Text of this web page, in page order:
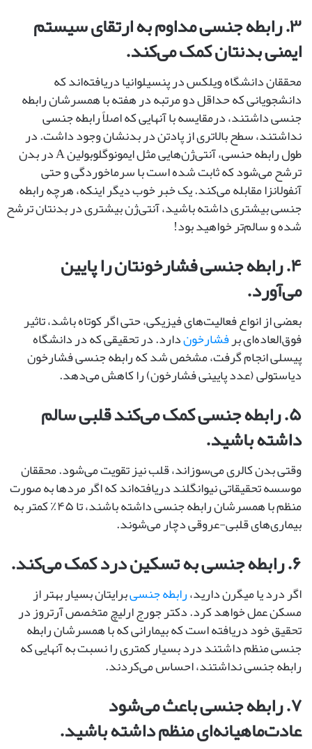
۳. رابطه جنسی مداوم به ارتقای سیستم
ایمنی بدنتان کمک می‌کند.
محققان دانشگاه ویلکس در پنسیلوانیا دریافته‌اند که
دانشجویانی که حداقل دو مرتبه در هفته با همسرشان رابطه‌
جنسی داشتند، درمقایسه با آنهایی که اصلاً رابطه ‌جنسی
نداشتند، سطح بالاتری از پادتن در بدنشان وجود داشت. در
طول رابطه‌ حنسی، آنتی‌ژن‌هایی مثل ایمونوگلوبولین A در بدن
ترشح می‌شود که ثابت شده است با سرماخوردگی و حتی
آنفولانزا مقابله می‌کند. یک خبر خوب دیگر اینکه، هرچه رابطه
‌جنسی بیشتری داشته باشید، آنتی‌ژن بیشتری در بدنتان ترشح
شده و سالم‌تر خواهید بود!
۴. رابطه‌ جنسی فشارخونتان را پایین
می‌آورد.
بعضی از انواع فعالیت‌های فیزیکی، حتی اگر کوتاه باشد، تاثیر
فوق‌العاده‌ای برفشارخوندارد. در تحقیقی که در دانشگاه
پیسلی انجام گرفت، مشخص شد که رابطه‌ جنسی فشارخون
دیاستولی (عدد پایینی فشارخون) را کاهش می‌دهد.
۵. رابطه ‌جنسی کمک می‌کند قلبی سالم
داشته باشید.
وقتی بدن کالری می‌سوزاند، قلب نیز تقویت می‌شود. محققان
موسسه تحقیقاتی نیوانگلند دریافته‌اند که اگر مردها به صورت
منظم با همسرشان رابطه‌ جنسی داشته باشند، تا ۴۵٪ کمتر به
بیماری‌های قلبی-عروقی دچار می‌شوند.
۶. رابطه‌ جنسی به تسکین درد کمک می‌کند.
اگر درد یا میگرن دارید،رابطه‌ جنسیبرایتان بسیار بهتر از
مسکن عمل خواهد کرد. دکتر جورج ارلیچ متخصص آرتروز در
تحقیق خود دریافته است که بیمارانی که با همسرشان رابطه‌
جنسی منظم داشتند درد بسیار کمتری را نسبت به آنهایی که
رابطه ‌جنسی نداشتند، احساس می‌کردند.
۷. رابطه‌ جنسی باعث می‌شود
عادت‌ماهیانه‌ای منظم داشته باشید.